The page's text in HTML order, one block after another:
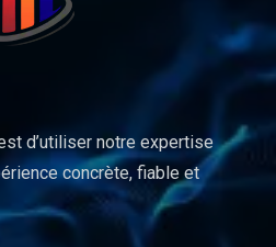
d’utiliser notre expertise
concrète, fiable et